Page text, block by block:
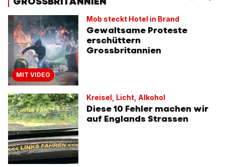
MIT VIDEO
Mob steckt Hotel in Brand
Gewaltsame Proteste
erschüttern
Grossbritannien
Kreisel, Licht, Alkohol
Diese 10 Fehler machen wir
auf Englands Strassen